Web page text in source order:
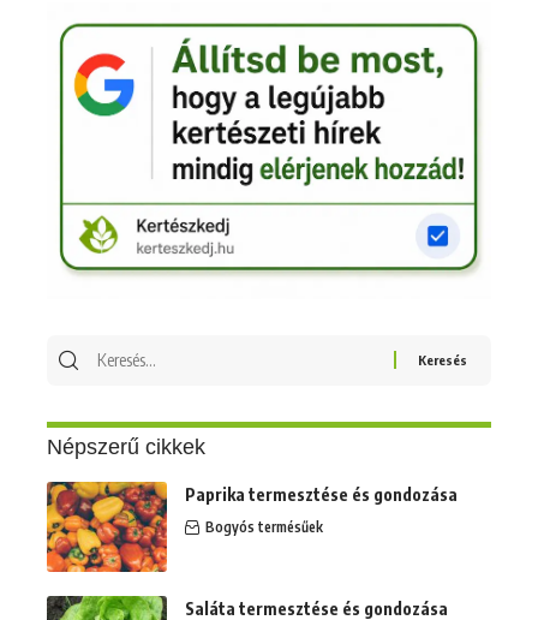
Keresés
Népszerű cikkek
Paprika termesztése és gondozása
Bogyós termésűek
Saláta termesztése és gondozása